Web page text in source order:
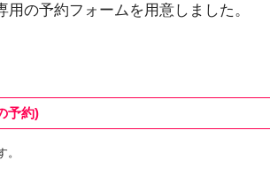
の予約フォームを用意しました。
予約)